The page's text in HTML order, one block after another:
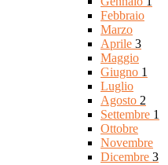
Febbraio
Marzo
Aprile 3
Maggio
Giugno 1
Luglio
Agosto 2
Settembre 1
Ottobre
Novembre
Dicembre 3